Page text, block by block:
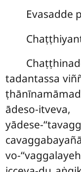
Evasadde
tadantassa
ādeso-
yādese-
vo-